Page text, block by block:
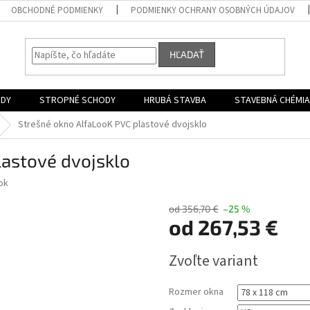
OBCHODNÉ PODMIENKY PODMIENKY OCHRANY OSOBNÝCH ÚDAJOV
HĽADAŤ
STROPNÉ SCHODY HRUBÁ STAVBA STAVEBNÁ CHÉMIA
Strešné okno AlfaLooK PVC plastové dvojsklo
dvojsklo
od 356,70 € –25 %
od 267,53 €
cena:
Zvoľte variant
Rozmer okna